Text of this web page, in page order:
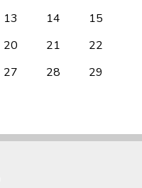
13 14
15
20 21
22
27 28
29